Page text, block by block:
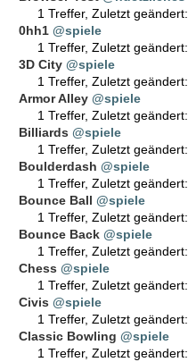
1 Treffer, Zuletzt geändert:
0hh1 @spiele
1 Treffer, Zuletzt geändert:
3D City @spiele
1 Treffer, Zuletzt geändert:
Armor Alley @spiele
1 Treffer, Zuletzt geändert:
Billiards @spiele
1 Treffer, Zuletzt geändert:
Boulderdash @spiele
1 Treffer, Zuletzt geändert:
Bounce Ball @spiele
1 Treffer, Zuletzt geändert:
Bounce Back @spiele
1 Treffer, Zuletzt geändert:
Chess @spiele
1 Treffer, Zuletzt geändert:
Civis @spiele
1 Treffer, Zuletzt geändert:
Classic Bowling @spiele
1 Treffer, Zuletzt geändert: